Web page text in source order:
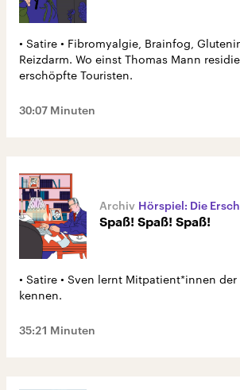
• Satire • Fibromyalgie, Brainfog,
Reizdarm. Wo einst Thomas Mann
erschöpfte Touristen.
30:07 Minuten
Hörspiel: Die
Spaß! Spaß! Spaß!
• Satire • Sven lernt Mitpatient*innen
kennen.
35:21 Minuten